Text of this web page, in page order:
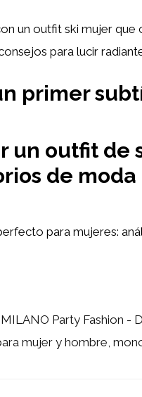
un outfit ski mujer que
para lucir
primer
un outfit de
de moda
para mujeres:
Party Fashion -
mujer y hombre,